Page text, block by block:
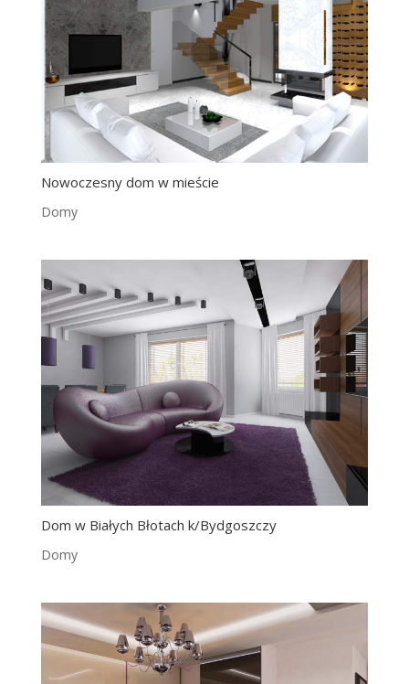
Nowoczesny dom w mieście
Domy
Dom w Białych Błotach k/Bydgoszczy
Domy